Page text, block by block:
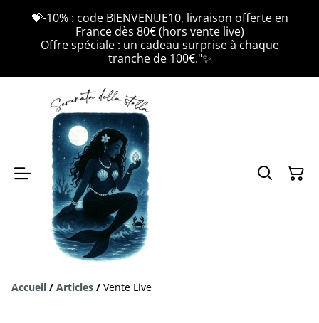
💝-10% : code BIENVENUE10, livraison offerte en
France dès 80€ (hors vente live)
Offre spéciale : un cadeau surprise à chaque
tranche de 100€."✨
Accueil / Articles / Vente Live